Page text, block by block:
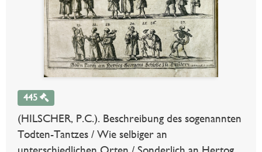
445
(HILSCHER, P.C.). Beschreibung des sogenannten
Todten-Tantzes / Wie selbiger an